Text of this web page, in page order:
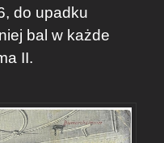
do upadku
bal w każde
II.